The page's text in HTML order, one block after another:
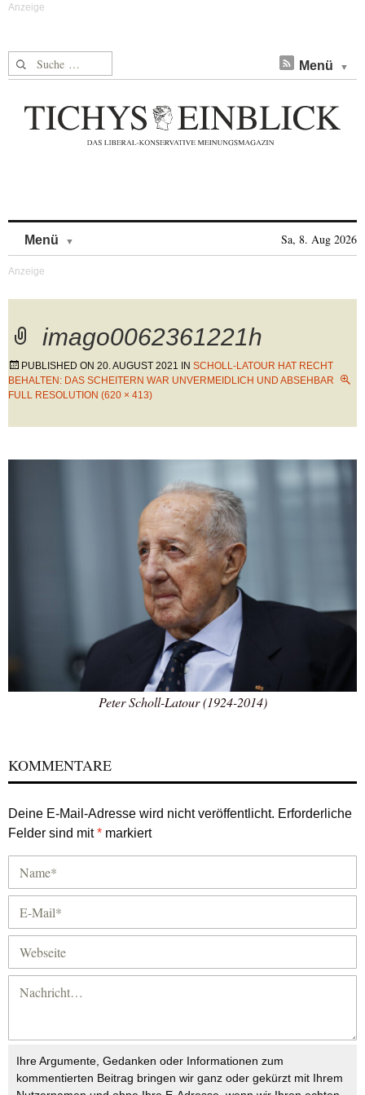
Suche nach: Menü
Menü Sa, 8. Aug 2026
imago0062361221h
PUBLISHED ON 20. AUGUST 2021 IN SCHOLL-LATOUR HAT RECHT
BEHALTEN: DAS SCHEITERN WAR UNVERMEIDLICH UND ABSEHBAR
FULL RESOLUTION (620 × 413)
Peter Scholl-Latour (1924-2014)
KOMMENTARE
Deine E-Mail-Adresse wird nicht veröffentlicht. Erforderliche
Felder sind mit* markiert
Ihre Argumente, Gedanken oder Informationen zum
kommentierten Beitrag bringen wir ganz oder gekürzt mit Ihrem